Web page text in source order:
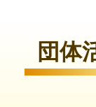
団体